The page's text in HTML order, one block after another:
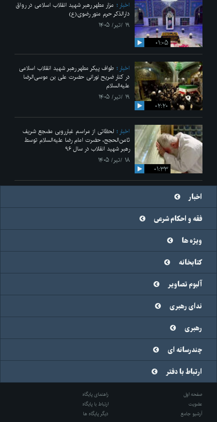
۰۱:۰۵
اخبار
مزار مطهر رهبر شهید انقلاب اسلامی در رواق
دارالذکر حرم منور رضوی(ع)
۱۹ /تیر/ ۱۴۰۵
۰۲:۲۰
اخبار
طواف پیکر مطهر رهبر شهید انقلاب اسلامی
در کنار ضریح نورانی حضرت علی‌ بن موسی‌الرضا
علیه‌السلام
۱۹ /تیر/ ۱۴۰۵
۰۱:۳۳
اخبار
لحظاتی از مراسم غبارروبی مضجع شریف
ثامن‌الحجج، حضرت امام رضا علیه‌السلام توسط
رهبر شهید انقلاب در سال ۹۶
۱۸ /تیر/ ۱۴۰۵
اخبار
فقه و احکام شرعی
ویژه ها
کتابخانه
آلبوم تصاویر
ندای رهبری
رهبری
چندرسانه ای
ارتباط با دفتر
صفحه اول
راهنمای پایگاه
عضویت
ارتباط با پایگاه
آرشیو جامع
دیگر پایگاه ها